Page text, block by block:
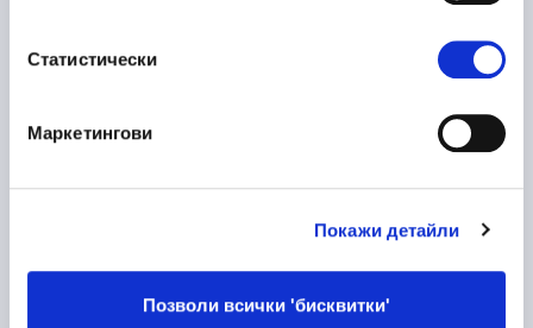
Статистически
Маркетингови
Покажи детайли
Позволи всички 'бисквитки'
Пловдив
Процесен Инженер